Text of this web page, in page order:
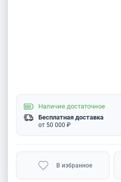
Наличие достаточное
Бесплатная доставка
от 50 000 ₽
В избранное